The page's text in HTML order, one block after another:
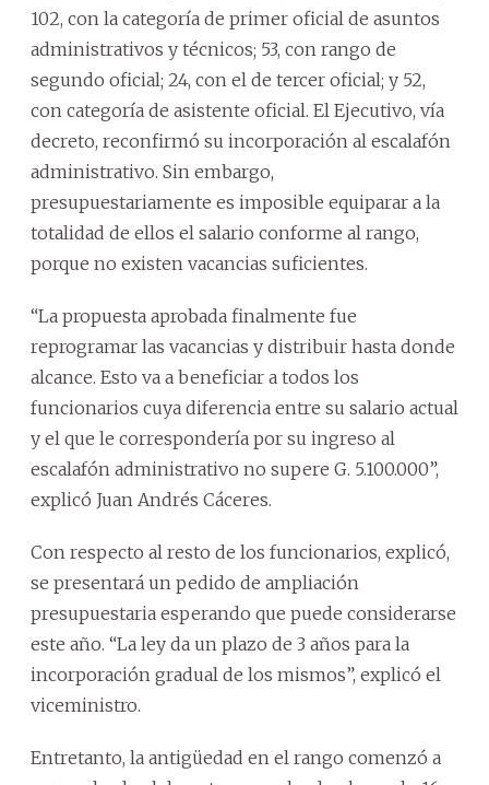
102, con la categoría de primer oficial de asuntos
administrativos y técnicos; 53, con rango de
segundo oficial; 24, con el de tercer oficial; y 52,
con categoría de asistente oficial. El Ejecutivo, vía
decreto, reconfirmó su incorporación al escalafón
administrativo. Sin embargo,
presupuestariamente es imposible equiparar a la
totalidad de ellos el salario conforme al rango,
porque no existen vacancias suficientes.
“La propuesta aprobada finalmente fue
reprogramar las vacancias y distribuir hasta donde
alcance. Esto va a beneficiar a todos los
funcionarios cuya diferencia entre su salario actual
y el que le correspondería por su ingreso al
escalafón administrativo no supere G. 5.100.000”,
explicó Juan Andrés Cáceres.
Con respecto al resto de los funcionarios, explicó,
se presentará un pedido de ampliación
presupuestaria esperando que puede considerarse
este año. “La ley da un plazo de 3 años para la
incorporación gradual de los mismos”, explicó el
viceministro.
Entretanto, la antigüedad en el rango comenzó a